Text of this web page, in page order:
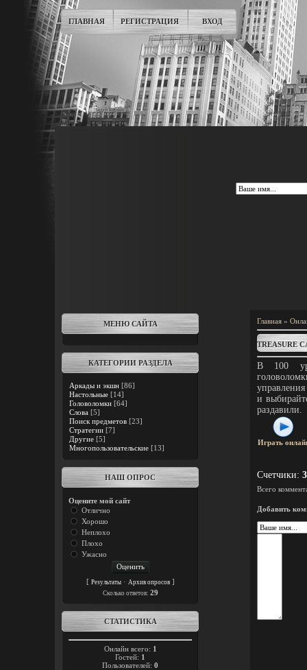
ГЛАВНАЯ РЕГИСТРАЦИЯ ВХОД
МЕНЮ САЙТА
КАТЕГОРИИ РАЗДЕЛА
Аркады и экшн [86]
Настольные [14]
Головоломки [64]
Слова [5]
Поиск предметов [23]
Стратегии [7]
Другие [5]
Многопользовательские [13]
НАШ ОПРОС
Оцените мой сайт
Отлично
Хорошо
Неплохо
Плохо
Ужасно
[ Результаты· Архив опросов]
Cколько ответов: 29
СТАТИСТИКА
Онлайн всего: 1
Гостей: 1
Пользователей: 0
Главная »
TREASURE
В 100
и
раздавили.
Играть
Счетчики:
Всего
Добавить